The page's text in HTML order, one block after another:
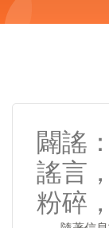
闢謠
謠言
粉碎